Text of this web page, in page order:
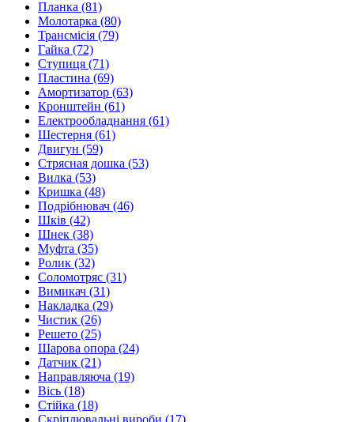
Планка (81)
Молотарка (80)
Трансмісія (79)
Гайка (72)
Ступиця (71)
Пластина (69)
Амортизатор (63)
Кронштейн (61)
Електрообладнання (61)
Шестерня (61)
Двигун (59)
Стрясная дошка (53)
Вилка (53)
Кришка (48)
Подрібнювач (46)
Шків (42)
Шнек (38)
Муфта (35)
Ролик (32)
Соломотряс (31)
Вимикач (31)
Накладка (29)
Чистик (26)
Решето (25)
Шарова опора (24)
Датчик (21)
Направляюча (19)
Вісь (18)
Стійка (18)
Скріплювальні вироби (17)